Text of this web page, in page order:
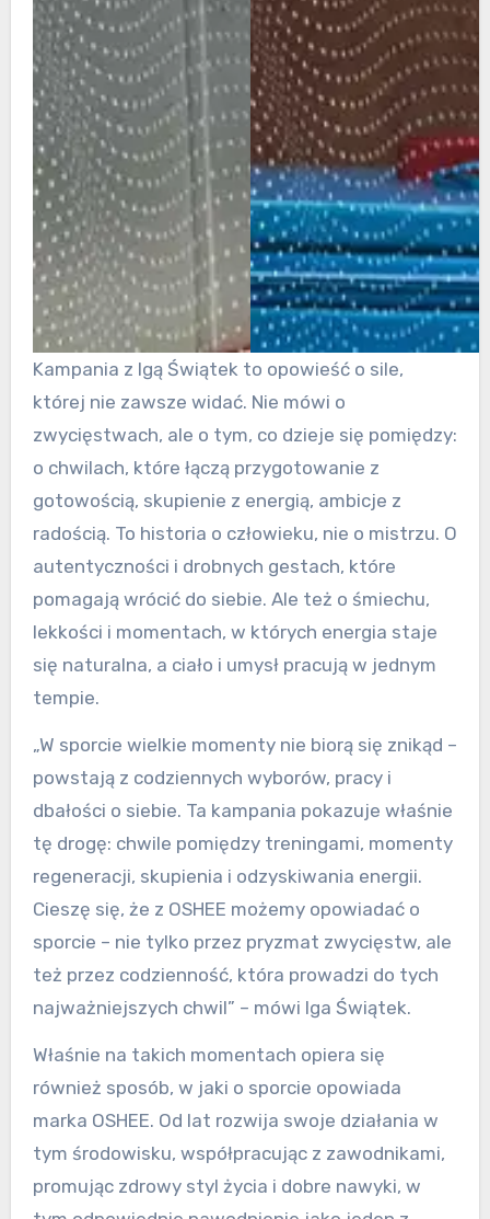
Kampania z Igą Świątek to opowieść o sile,
której nie zawsze widać. Nie mówi o
zwycięstwach, ale o tym, co dzieje się pomiędzy:
o chwilach, które łączą przygotowanie z
gotowością, skupienie z energią, ambicje z
radością. To historia o człowieku, nie o mistrzu. O
autentyczności i drobnych gestach, które
pomagają wrócić do siebie. Ale też o śmiechu,
lekkości i momentach, w których energia staje
się naturalna, a ciało i umysł pracują w jednym
tempie.
„W sporcie wielkie momenty nie biorą się znikąd –
powstają z codziennych wyborów, pracy i
dbałości o siebie. Ta kampania pokazuje właśnie
tę drogę: chwile pomiędzy treningami, momenty
regeneracji, skupienia i odzyskiwania energii.
Cieszę się, że z OSHEE możemy opowiadać o
sporcie – nie tylko przez pryzmat zwycięstw, ale
też przez codzienność, która prowadzi do tych
najważniejszych chwil” – mówi Iga Świątek.
Właśnie na takich momentach opiera się
również sposób, w jaki o sporcie opowiada
marka OSHEE. Od lat rozwija swoje działania w
tym środowisku, współpracując z zawodnikami,
promując zdrowy styl życia i dobre nawyki, w